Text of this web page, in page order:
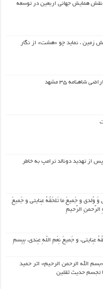
همایش جهانی اربعین در توسعه
زمین ، نماید چو «هشت» از نگار
شاهنامه ۳۵ مشهد
از تهدید دونالد ترامپ به خاطر
وَ وُلدی و جَمیعَ ما تَلحَقُهُ عِنایتی و جَمیعَ
الرَّحمنِ الرَّحیمِ
عِنایتی، و جَمیعَ نِعَمِ اللّهِ عِندی، بِبِسمِ
الله الرحمن الرحیم» اثر حمید
تجسم حدیث ثقلین